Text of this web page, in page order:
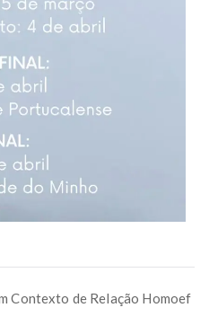
Contexto de Relação Homoef